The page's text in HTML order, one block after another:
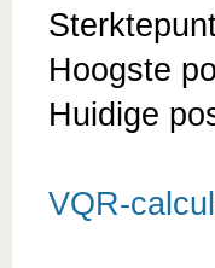
Hoogste
Huidige
VQR-